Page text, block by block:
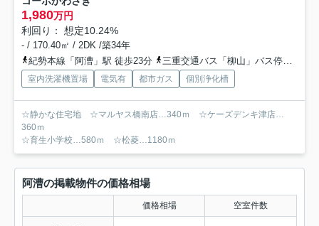
1,980万円
利回り： 想定10.24%
- / 170.40㎡ / 2DK /築34年
紀勢本線「阿漕」駅 徒歩23分
三重交通バス「柳山」バス停下車 徒歩3分
室内洗濯機置場 電気有 都市ガス 個別浄化槽
☆静かな住宅地 ☆マルヤス橋南店…340ｍ ☆ケーズデンキ津店…
360ｍ
☆育生小学校…580ｍ ☆松菱…1180ｍ
阿漕の掲載物件の価格相場
価格相場 空室件数